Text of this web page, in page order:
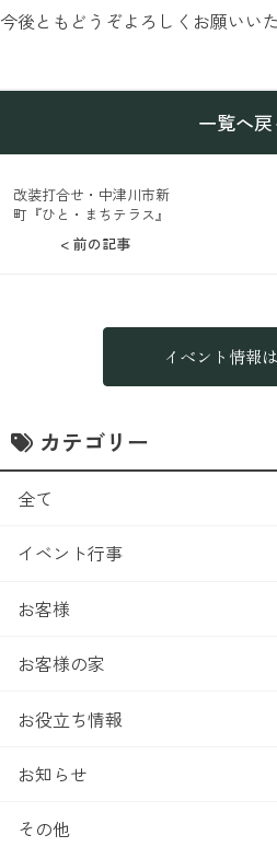
今後ともどうぞよろしくお願いい
< 前の記事
改装打合せ・中津川市新
町『ひと・まちテラス』
一覧へ戻
イベント情報
カテゴリー
全て
イベント行事
お客様
お客様の家
お役立ち情報
お知らせ
その他